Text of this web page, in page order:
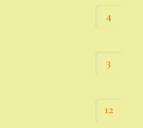
4
3
12